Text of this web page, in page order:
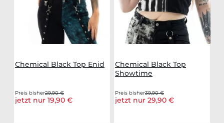
Chemical Black Top Enid
Preis bisher29,90 €
jetzt nur 19,90 €
Chemical Black Top
Showtime
Preis bisher39,90 €
jetzt nur 29,90 €